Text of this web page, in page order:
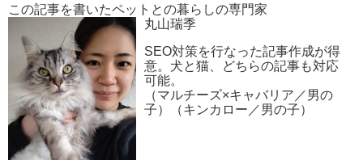
この記事を書いたペットとの暮らしの専門家
丸山瑞季
SEO対策を行なった記事作成が得
意。犬と猫、どちらの記事も対応
可能。
（マルチーズ×キャバリア／男の
子）（キンカロー／男の子）